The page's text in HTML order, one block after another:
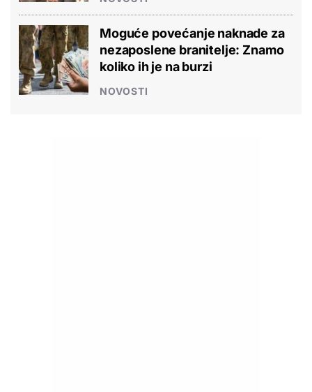
Moguće povećanje naknade za
nezaposlene branitelje: Znamo
koliko ih je na burzi
NOVOSTI